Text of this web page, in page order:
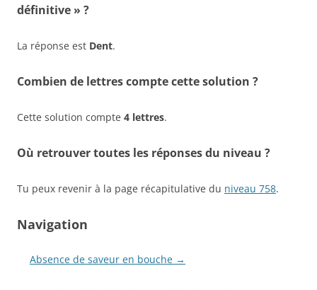
définitive » ?
La réponse est Dent.
Combien de lettres compte cette solution ?
Cette solution compte 4 lettres.
Où retrouver toutes les réponses du niveau ?
Tu peux revenir à la page récapitulative du niveau 758.
Navigation
Absence de saveur en bouche →